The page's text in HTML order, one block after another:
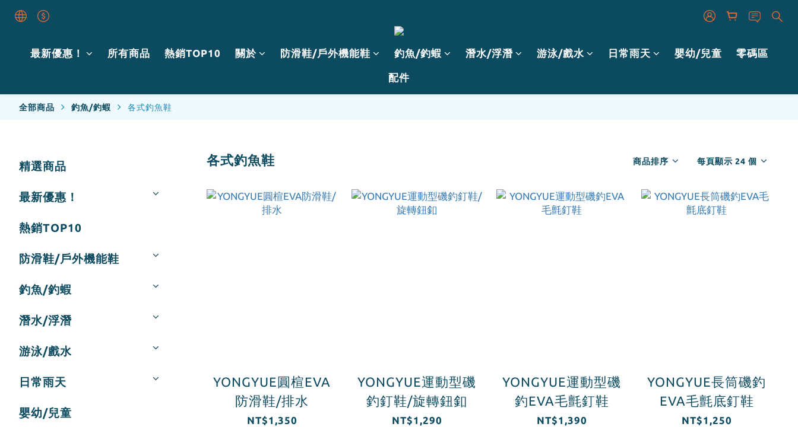
最新優惠！ 所有商品 熱銷TOP10 關於 防滑鞋/戶外機能鞋 釣魚/釣蝦 潛水/浮潛 游泳/戲水 日常雨天 嬰幼/兒童 零碼區
配件
全部商品 釣魚/釣蝦 各式釣魚鞋
精選商品
最新優惠！
熱銷TOP10
防滑鞋/戶外機能鞋
釣魚/釣蝦
潛水/浮潛
游泳/戲水
日常雨天
嬰幼/兒童
各式釣魚鞋 商品排序 每頁顯示 24 個
YONGYUE圓楦EVA
防滑鞋/排水
NT$1,350
YONGYUE運動型磯
釣釘鞋/旋轉鈕釦
NT$1,290
YONGYUE運動型磯
釣EVA毛氈釘鞋
NT$1,390
YONGYUE長筒磯釣
EVA毛氈底釘鞋
NT$1,250